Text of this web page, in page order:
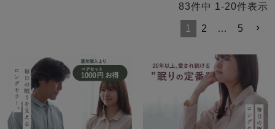
83件中 1 -20件表示
1 2 … 5